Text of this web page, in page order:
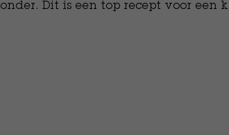
Dit is een top recept voor een